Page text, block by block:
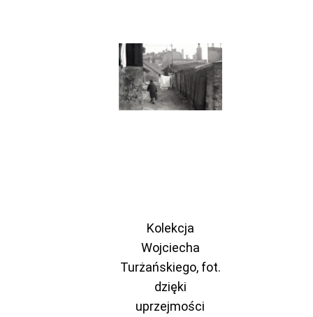
Kolekcja
Wojciecha
Turżańskiego, fot.
dzięki
uprzejmości